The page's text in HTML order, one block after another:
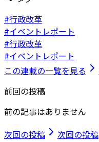
#行政改革
#イベントレポート
#行政改革
#イベントレポート
この連載の一覧を見る
前回の投稿
前の記事はありません
次回の投稿
次回の投稿